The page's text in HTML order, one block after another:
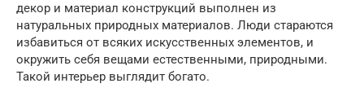
декор и материал конструкций выполнен из
натуральных природных материалов. Люди стараются
избавиться от всяких искусственных элементов, и
окружить себя вещами естественными, природными.
Такой интерьер выглядит богато.